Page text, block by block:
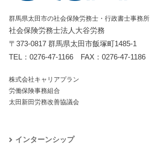
群馬県太田市の社会保険労務士・行政書士事務所
社会保険労務士法人大谷労務
〒373-0817 群馬県太田市飯塚町1485-1
TEL： 0276-47-1166FAX：0276-47-1186
株式会社キャリアプラン
労働保険事務組合
太田新田労務改善協議会
インターンシップ